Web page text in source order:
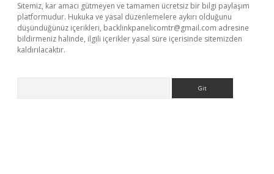
Sitemiz, kar amacı gütmeyen ve tamamen ücretsiz bir bilgi paylaşım
platformudur. Hukuka ve yasal düzenlemelere aykırı olduğunu
düşündüğünüz içerikleri, backlinkpanelicomtr@gmail.com adresine
bildirmeniz halinde, ilgili içerikler yasal süre içerisinde sitemizden
kaldırılacaktır.